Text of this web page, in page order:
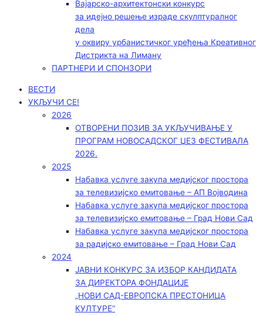
Вајарско-архитектонски конкурс
за идејно решење израде скулптуралног
дела
у оквиру урбанистичког уређења Креативног
Дистрикта на Лиману
ПАРТНЕРИ И СПОНЗОРИ
ВЕСТИ
УКЉУЧИ СЕ!
2026
ОТВОРЕНИ ПОЗИВ ЗА УКЉУЧИВАЊЕ У
ПРОГРАМ НОВОСАДСКОГ ЏЕЗ ФЕСТИВАЛА
2026.
2025
Набавка услуге закупа медијског простора
за телевизијско емитовање – АП Војводинa
Набавка услуге закупа медијског простора
за телевизијско емитовање – Град Нови Сад
Набавка услуге закупа медијског простора
за радијско емитовање – Град Нови Сад
2024
ЈАВНИ КОНКУРС ЗА ИЗБОР КАНДИДАТА
ЗА ДИРЕКТОРА ФОНДАЦИЈЕ
„НОВИ САД-ЕВРОПСКА ПРЕСТОНИЦА
КУЛТУРЕ“